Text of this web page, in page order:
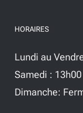
HORAIRES
Lundi au
Samedi :
Dimanche: